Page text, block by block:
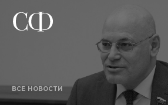
ВСЕ НОВОСТИ